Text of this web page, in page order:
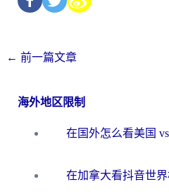
← 前一篇文章
海外地区限制